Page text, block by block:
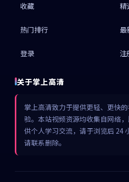
收藏 精
热门排行 最
登录 注
关于掌上高清
掌上高清致力于提供更轻、更快
验。本站视频资源均收集自网络
供个人学习交流，请于浏览后 24
请联系删除。